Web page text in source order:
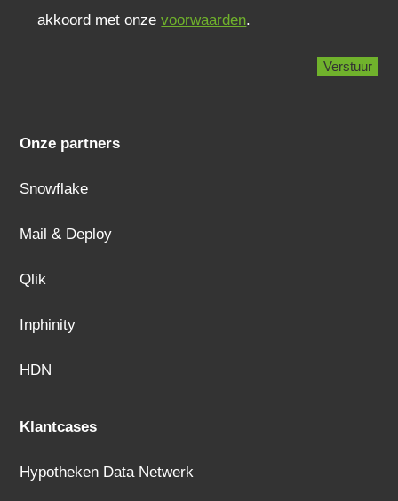
akkoord met onzevoorwaarden.
Onze partners
Snowflake
Mail & Deploy
Qlik
Inphinity
HDN
Klantcases
Hypotheken Data Netwerk